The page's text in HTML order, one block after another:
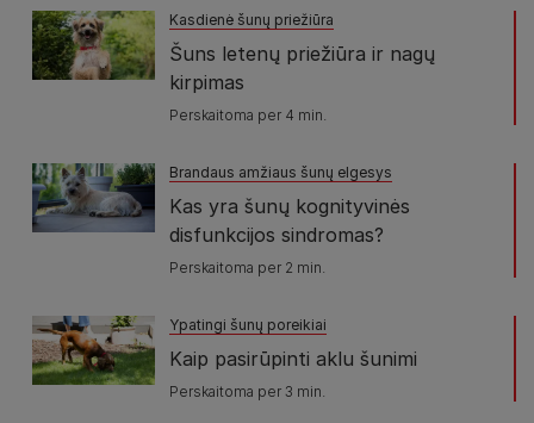
Kasdienė šunų priežiūra
Šuns letenų priežiūra ir nagų
kirpimas
Perskaitoma per 4 min.
Brandaus amžiaus šunų elgesys
Kas yra šunų kognityvinės
disfunkcijos sindromas?
Perskaitoma per 2 min.
Ypatingi šunų poreikiai
Kaip pasirūpinti aklu šunimi
Perskaitoma per 3 min.